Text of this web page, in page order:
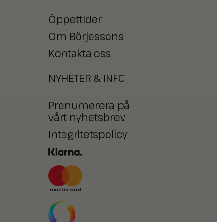
Öppettider
Om Börjessons
Kontakta oss
NYHETER & INFO
Prenumerera på
vårt nyhetsbrev
Integritetspolicy